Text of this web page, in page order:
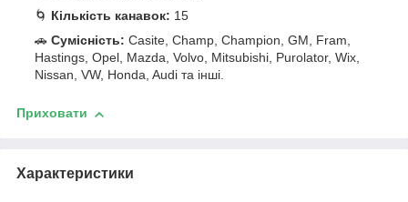
🌀 Кількість канавок: 15
🚗 Сумісність: Casite, Champ, Champion, GM, Fram,
Hastings, Opel, Mazda, Volvo, Mitsubishi, Purolator, Wix,
Nissan, VW, Honda, Audi та інші.
Приховати
Характеристики